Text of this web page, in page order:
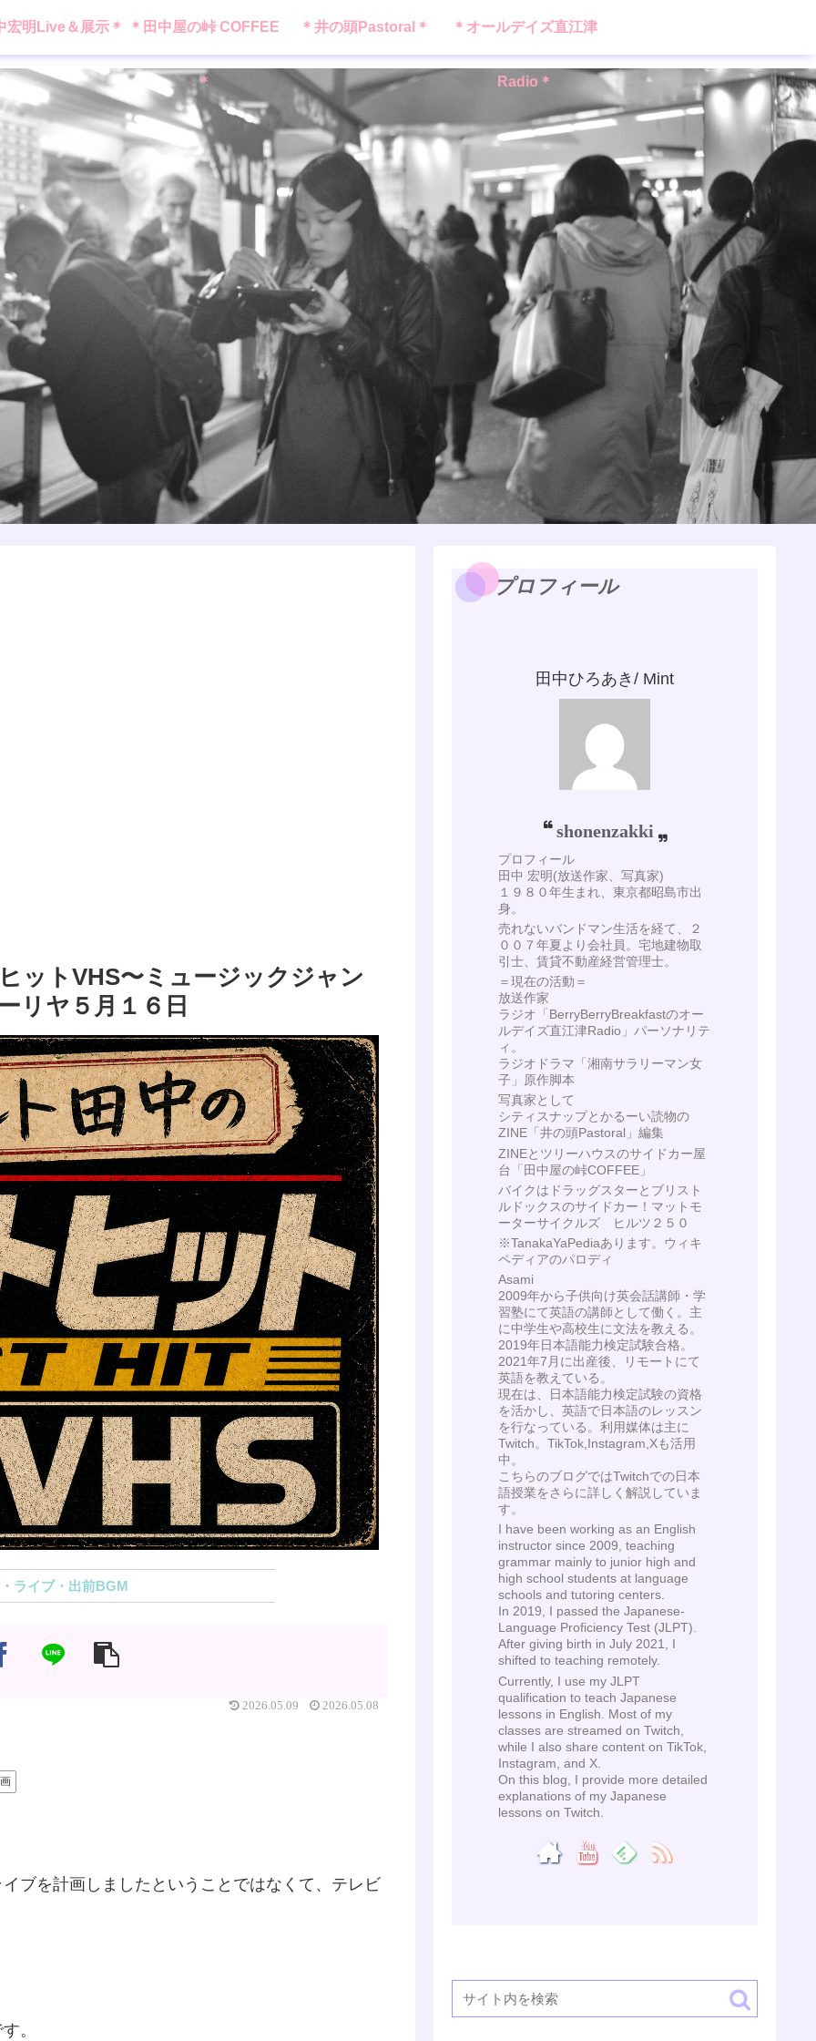
宏明Live＆展示＊ ＊田中屋の峠 COFFEE
＊
＊井の頭Pastoral＊ ＊オールデイズ直江津
Radio＊
ットVHS〜ミュージックジャン
リヤ５月１６日
ライブ・出前BGM
2026.05.09 2026.05.08
ブを計画しましたということではなくて、テレビ
。
プロフィール
田中ひろあき/ Mint
shonenzakki
プロフィール
田中 宏明(放送作家、写真家)
１９８０年生まれ、東京都昭島市出
身。
売れないバンドマン生活を経て、２
００７年夏より会社員。宅地建物取
引士、賃貸不動産経営管理士。
＝現在の活動＝
放送作家
ラジオ「BerryBerryBreakfastのオー
ルデイズ直江津Radio」パーソナリテ
ィ。
ラジオドラマ「湘南サラリーマン女
子」原作脚本
写真家として
シティスナップとかるーい読物の
ZINE「井の頭Pastoral」編集
ZINEとツリーハウスのサイドカー屋
台「田中屋の峠COFFEE」
バイクはドラッグスターとブリスト
ルドックスのサイドカー！マットモ
ーターサイクルズ ヒルツ２５０
※TanakaYaPediaあります。ウィキ
ペディアのパロディ
Asami
2009年から子供向け英会話講師・学
習塾にて英語の講師として働く。主
に中学生や高校生に文法を教える。
2019年日本語能力検定試験合格。
2021年7月に出産後、リモートにて
英語を教えている。
現在は、日本語能力検定試験の資格
を活かし、英語で日本語のレッスン
を行なっている。利用媒体は主に
Twitch。TikTok,Instagram,Xも活用
中。
こちらのブログではTwitchでの日本
語授業をさらに詳しく解説していま
す。
I have been working as an English
instructor since 2009, teaching
grammar mainly to junior high and
high school students at language
schools and tutoring centers.
In 2019, I passed the Japanese-
Language Proficiency Test (JLPT).
After giving birth in July 2021, I
shifted to teaching remotely.
Currently, I use my JLPT
qualification to teach Japanese
lessons in English. Most of my
classes are streamed on Twitch,
while I also share content on TikTok,
Instagram, and X.
On this blog, I provide more detailed
explanations of my Japanese
lessons on Twitch.